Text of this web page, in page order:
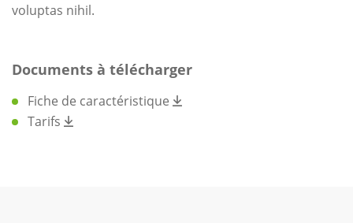
voluptas nihil.
Documents à télécharger
Fiche de caractéristique
Tarifs